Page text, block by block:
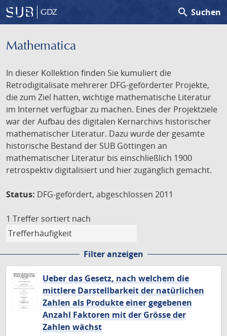
GDZ search Suchen
Mathematica
In dieser Kollektion finden Sie kumuliert die
Retrodigitalisate mehrerer DFG-geförderter Projekte,
die zum Ziel hatten, wichtige mathematische Literatur
im Internet verfügbar zu machen. Eines der Projektziele
war der Aufbau des digitalen Kernarchivs historischer
mathematischer Literatur. Dazu wurde der gesamte
historische Bestand der SUB Göttingen an
mathematischer Literatur bis einschließlich 1900
retrospektiv digitalisiert und hier zugänglich gemacht.
Status: DFG-gefördert, abgeschlossen 2011
1 Treffer sortiert nach
Filter anzeigen
Ueber das Gesetz, nach welchem die
mittlere Darstellbarkeit der natürlichen
Zahlen als Produkte einer gegebenen
Anzahl Faktoren mit der Grösse der
Zahlen wächst